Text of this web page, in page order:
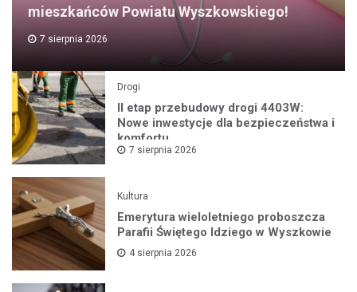
mieszkańców Powiatu Wyszkowskiego!
7 sierpnia 2026
Drogi
II etap przebudowy drogi 4403W:
Nowe inwestycje dla bezpieczeństwa i
komfortu
7 sierpnia 2026
Kultura
Emerytura wieloletniego proboszcza
Parafii Świętego Idziego w Wyszkowie
4 sierpnia 2026